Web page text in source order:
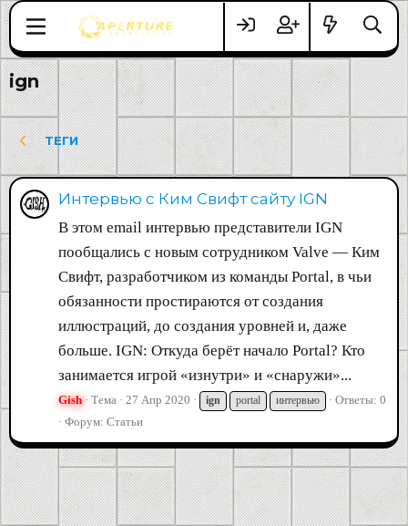
ign
ТЕГИ
Интервью с Ким Свифт cайту IGN
В этом email интервью представители IGN
пообщались с новым сотрудником Valve — Ким
Свифт, разработчиком из команды Portal, в чьи
обязанности простираются от создания
иллюстраций, до создания уровней и, даже
больше. IGN: Откуда берёт начало Portal? Кто
занимается игрой «изнутри» и «снаружи»...
Gish Тема 27 Апр 2020 ign portal интервью
Ответы: 0
Форум: Статьи